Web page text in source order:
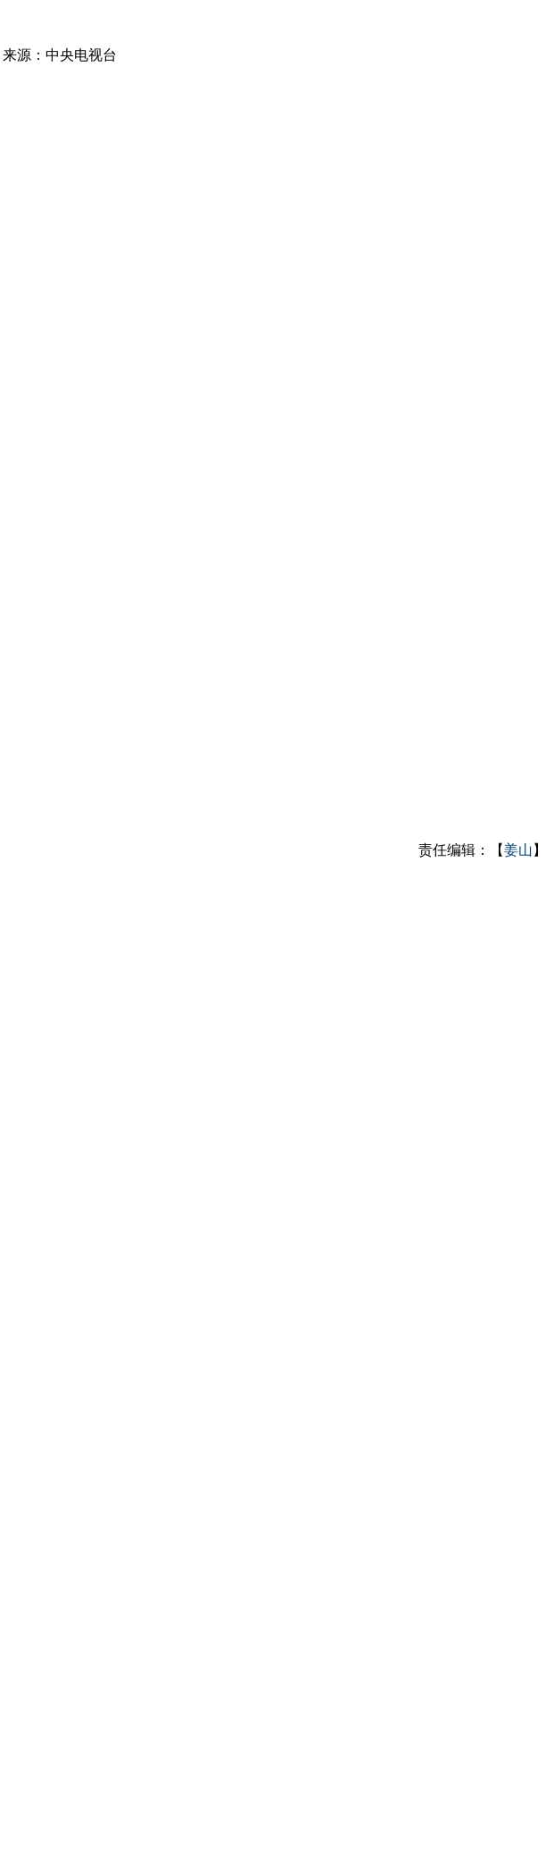
来源：中央电视台
责任编辑：【姜山 】